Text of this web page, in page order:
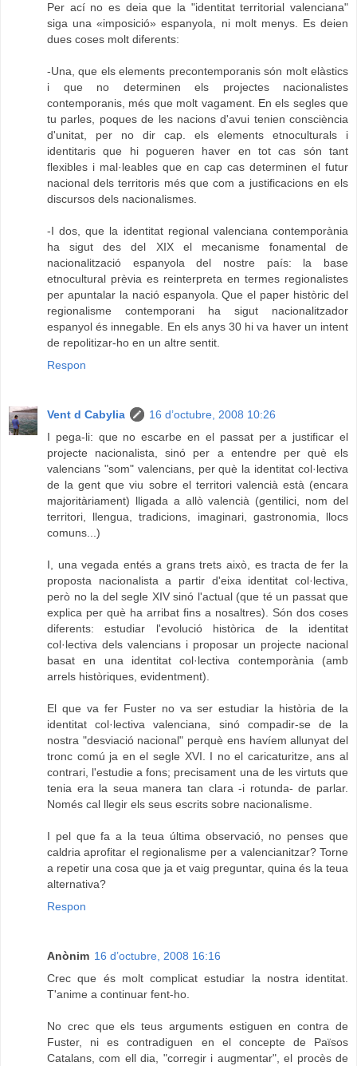
Per ací no es deia que la "identitat territorial valenciana"
siga una «imposició» espanyola, ni molt menys. Es deien
dues coses molt diferents:
-Una, que els elements precontemporanis són molt elàstics
i que no determinen els projectes nacionalistes
contemporanis, més que molt vagament. En els segles que
tu parles, poques de les nacions d'avui tenien consciència
d'unitat, per no dir cap. els elements etnoculturals i
identitaris que hi pogueren haver en tot cas són tant
flexibles i mal·leables que en cap cas determinen el futur
nacional dels territoris més que com a justificacions en els
discursos dels nacionalismes.
-I dos, que la identitat regional valenciana contemporània
ha sigut des del XIX el mecanisme fonamental de
nacionalització espanyola del nostre país: la base
etnocultural prèvia es reinterpreta en termes regionalistes
per apuntalar la nació espanyola. Que el paper històric del
regionalisme contemporani ha sigut nacionalitzador
espanyol és innegable. En els anys 30 hi va haver un intent
de repolitizar-ho en un altre sentit.
Respon
Vent d Cabylia
16 d’octubre, 2008 10:26
I pega-li: que no escarbe en el passat per a justificar el
projecte nacionalista, sinó per a entendre per què els
valencians "som" valencians, per què la identitat col·lectiva
de la gent que viu sobre el territori valencià està (encara
majoritàriament) lligada a allò valencià (gentilici, nom del
territori, llengua, tradicions, imaginari, gastronomia, llocs
comuns...)
I, una vegada entés a grans trets això, es tracta de fer la
proposta nacionalista a partir d'eixa identitat col·lectiva,
però no la del segle XIV sinó l'actual (que té un passat que
explica per què ha arribat fins a nosaltres). Són dos coses
diferents: estudiar l'evolució històrica de la identitat
col·lectiva dels valencians i proposar un projecte nacional
basat en una identitat col·lectiva contemporània (amb
arrels històriques, evidentment).
El que va fer Fuster no va ser estudiar la història de la
identitat col·lectiva valenciana, sinó compadir-se de la
nostra "desviació nacional" perquè ens havíem allunyat del
tronc comú ja en el segle XVI. I no el caricaturitze, ans al
contrari, l'estudie a fons; precisament una de les virtuts que
tenia era la seua manera tan clara -i rotunda- de parlar.
Només cal llegir els seus escrits sobre nacionalisme.
I pel que fa a la teua última observació, no penses que
caldria aprofitar el regionalisme per a valencianitzar? Torne
a repetir una cosa que ja et vaig preguntar, quina és la teua
alternativa?
Respon
Anònim 16 d’octubre, 2008 16:16
Crec que és molt complicat estudiar la nostra identitat.
T'anime a continuar fent-ho.
No crec que els teus arguments estiguen en contra de
Fuster, ni es contradiguen en el concepte de Països
Catalans, com ell dia, "corregir i augmentar", el procès de